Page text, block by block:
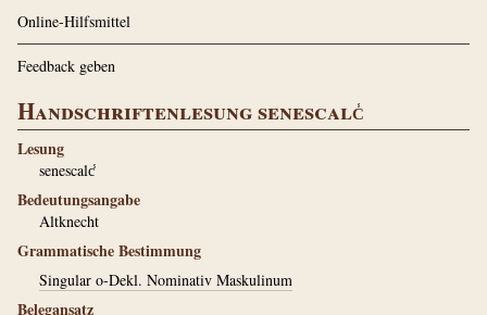
Online-Hilfsmittel
Feedback geben
Handschriftenlesung senescalc̾
Lesung
senescalc̾
Bedeutungsangabe
Altknecht
Grammatische Bestimmung
Singular o-Dekl. Nominativ Maskulinum
Belegansatz